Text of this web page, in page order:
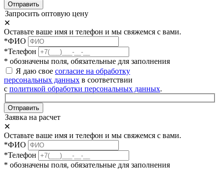
Отправить
Запросить оптовую цену
✕
Оставьте ваше имя и телефон и мы свяжемся с вами.
*ФИО
*Телефон
* обозначены поля, обязательные для заполнения
Я даю свое согласие на обработку
персональных данных в соответствии
с политикой обработки персональных данных.
Отправить
Заявка на расчет
✕
Оставьте ваше имя и телефон и мы свяжемся с вами.
*ФИО
*Телефон
* обозначены поля, обязательные для заполнения